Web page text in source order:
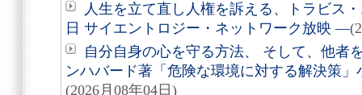
人生を立て直し人権を訴える、トラビス
日 サイエントロジー・ネットワーク放映 ―
自分自身の心を守る方法、 そして、他者
ンハバード著「危険な環境に対する解決策
(2026月08年04日)